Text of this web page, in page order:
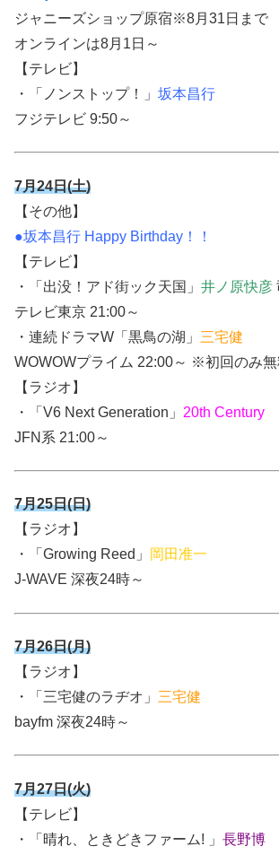
ジャニーズショップ原宿※8月31日まで
オンラインは8月1日～
【テレビ】
・「ノンストップ！」 坂本昌行
フジテレビ 9:50～
7月24日(土)
【その他】
●坂本昌行 Happy Birthday！！
【テレビ】
・「出没！アド街ック天国」 井ノ原快彦
テレビ東京 21:00～
・連続ドラマW「黒鳥の湖」 三宅健
WOWOWプライム 22:00～ ※初回のみ
【ラジオ】
・「V6 Next Generation」 20th Century
JFN系 21:00～
7月25日(日)
【ラジオ】
・「Growing Reed」
岡田准一
J-WAVE 深夜24時～
7月26日(月)
【ラジオ】
・「三宅健のラヂオ」 三宅健
bayfm 深夜24時～
7月27日(火)
【テレビ】
・「晴れ、ときどきファーム! 」 長野博